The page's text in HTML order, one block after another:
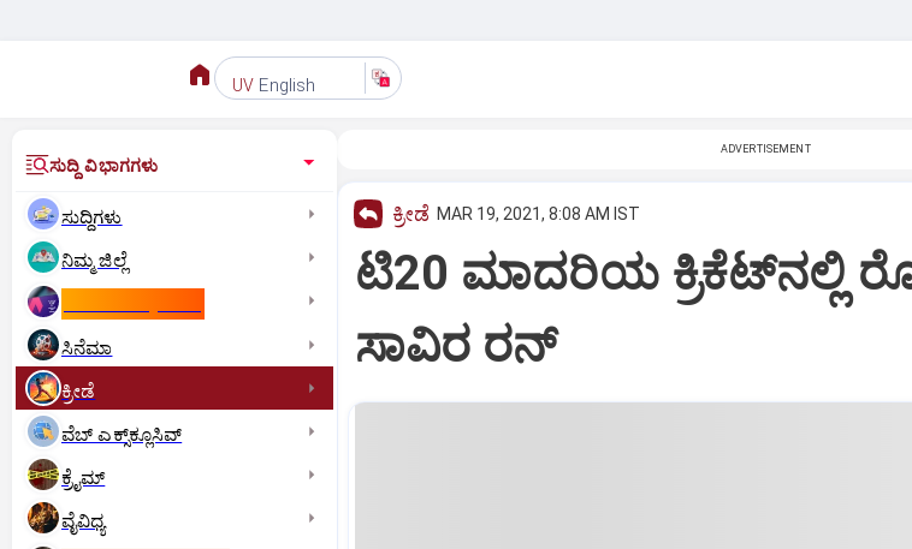
UV English
ಸುದ್ದಿ ವಿಭಾಗಗಳು
ಸುದ್ದಿಗಳು
ನಿಮ್ಮ ಜಿಲ್ಲೆ
ಸಿನೆಮಾ
ಕ್ರೀಡೆ
ವೆಬ್ ಎಕ್ಸ್‌ಕ್ಲೂಸಿವ್
ಕ್ರೈಮ್
ವೈವಿಧ್ಯ
ADVERTISEMENT
ಕ್ರೀಡೆ MAR 19, 2021, 8:08 AM IST
ಟಿ20 ಮಾದರಿಯ ಕ್ರಿಕೆಟ್‌ನಲ್ಲಿ
ಸಾವಿರ ರನ್‌